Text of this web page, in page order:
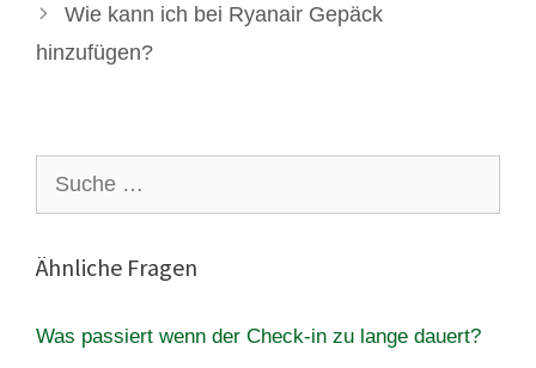
Wie kann ich bei Ryanair Gepäck
hinzufügen?
nach:
Ähnliche Fragen
Was passiert wenn der Check-in zu lange dauert?